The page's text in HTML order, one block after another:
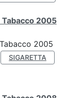
2005
2005
SIGARETTA